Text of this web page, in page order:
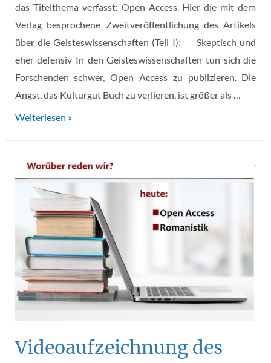
das Titelthema verfasst: Open Access. Hier die mit dem
Verlag besprochene Zweitveröffentlichung des Artikels
über die Geisteswissenschaften (Teil I): Skeptisch und
eher defensiv In den Geisteswissenschaften tun sich die
Forschenden schwer, Open Access zu publizieren. Die
Angst, das Kulturgut Buch zu verlieren, ist größer als …
Open
noch
lange
Standard
Die
Geisteswissenschaften
Weiterlesen »
Videoaufzeichnung des